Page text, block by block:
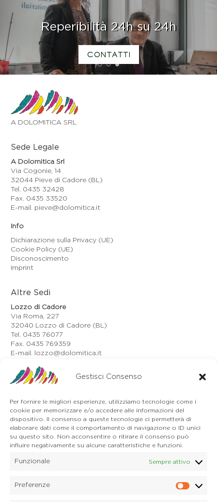
Gestisci Consenso
Per fornire le migliori esperienze, utilizziamo tecnologie come i
cookie per memorizzare e/o accedere alle informazioni del
dispositivo. Il consenso a queste tecnologie ci permetterà di
elaborare dati come il comportamento di navigazione o ID unici
su questo sito. Non acconsentire o ritirare il consenso può
influire negativamente su alcune caratteristiche e funzioni.
Funzionale Sempre attivo
Preferenze
1 2 3
Reperibilità 24h su 24h
CONTATTI
A DOLOMITICA SRL
Sede Legale
A Dolomitica Srl
Via Cogonie, 14
32044 Pieve di Cadore (BL)
Tel. 0435 32428
Fax. 0435 33520
E-mail. pieve@dolomitica.it
Info
Dichiarazione sulla Privacy (UE)
Cookie Policy (UE)
Disconoscimento
Imprint
Altre Sedi
Lozzo di Cadore
Via Roma, 227
32040 Lozzo di Cadore (BL)
Tel. 0435 76077
Fax. 0435 769359
E-mail. lozzo@dolomitica.it
Auronzo di Cadore
Via Unione, 21/B
32041 Auronzo di Cadore (BL)
E-mail. auronzo@dolomitica.it
Cortina d'Ampezzo
32043 Cortina d'Ampezzo (BL)
Tel. 0436 4127
E-mail. pieve@dolomitica.it
S. Stefano di Cadore
32045 S. Stefano di Cadore - Comelico (BL)